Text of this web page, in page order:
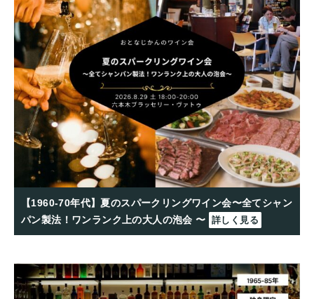
【1960-70年代】夏のスパークリングワイン会〜全てシャン
パン製法！ワンランク上の大人の泡会 〜 詳しく見る